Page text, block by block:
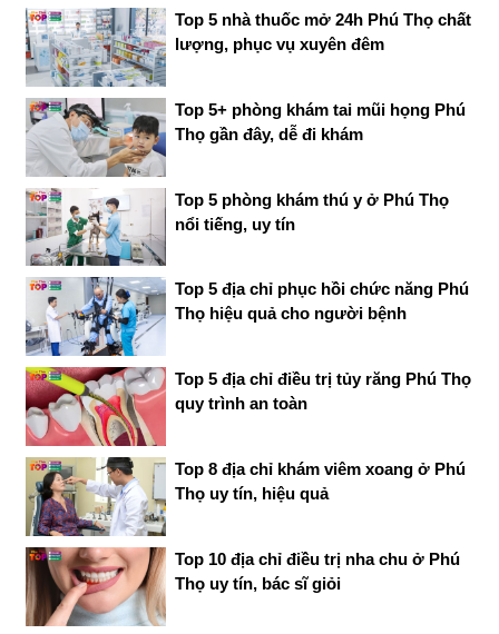
Top 5 nhà thuốc mở 24h Phú Thọ chất
lượng, phục vụ xuyên đêm
Top 5+ phòng khám tai mũi họng Phú
Thọ gần đây, dễ đi khám
Top 5 phòng khám thú y ở Phú Thọ
nổi tiếng, uy tín
Top 5 địa chỉ phục hồi chức năng Phú
Thọ hiệu quả cho người bệnh
Top 5 địa chỉ điều trị tủy răng Phú Thọ
quy trình an toàn
Top 8 địa chỉ khám viêm xoang ở Phú
Thọ uy tín, hiệu quả
Top 10 địa chỉ điều trị nha chu ở Phú
Thọ uy tín, bác sĩ giỏi